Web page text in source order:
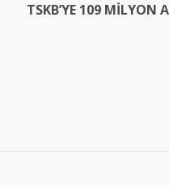
TSKB’YE 109 MİLYON